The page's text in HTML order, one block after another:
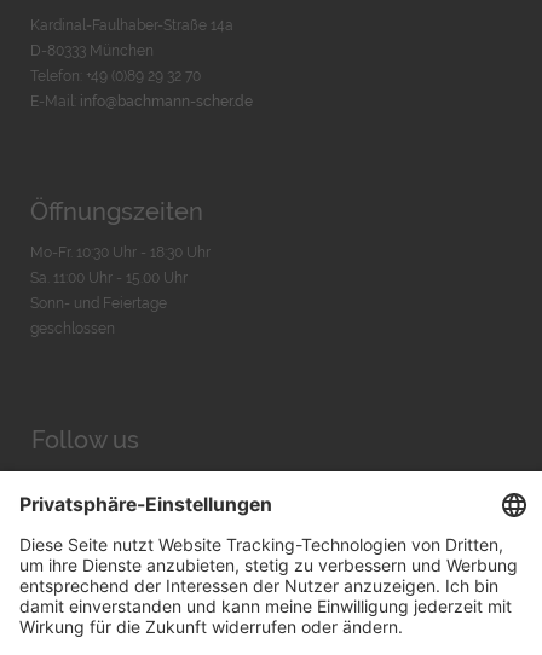
Kardinal-Faulhaber-Straße 14a
D-80333 München
Telefon: +49 (0)89 29 32 70
E-Mail:
info@bachmann-scher.de
Öffnungszeiten
Mo-Fr. 10:30 Uhr - 18:30 Uhr
Sa. 11:00 Uhr - 15.00 Uhr
Sonn- und Feiertage
geschlossen
Follow us
Instagram